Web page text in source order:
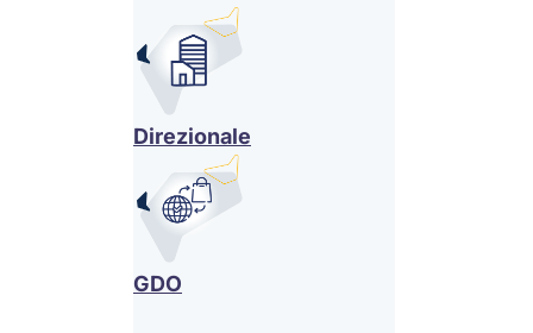
Direzionale
GDO